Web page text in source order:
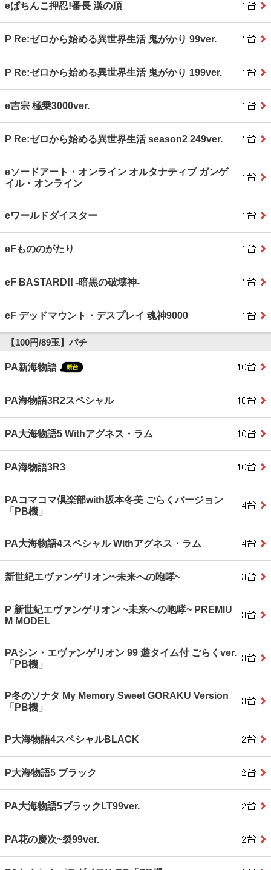
eぱちんこ押忍!番長 漢の頂
P Re:ゼロから始める異世界生活 鬼がかり 99ver.
P Re:ゼロから始める異世界生活 鬼がかり 199ver.
e吉宗 極乗3000ver.
P Re:ゼロから始める異世界生活 season2 249ver.
eソードアート・オンライン オルタナティブ ガンゲ
イル・オンライン
eワールドダイスター
eFもののがたり
eF BASTARD!! ‐暗黒の破壊神‐
eF デッドマウント・デスプレイ 魂神9000
【100円/89玉】パチ
PA新海物語
PA海物語3R2スペシャル
PA大海物語5 Withアグネス・ラム
PA海物語3R3
PAコマコマ倶楽部with坂本冬美 ごらくバージョン
「PB機」
PA大海物語4スペシャル Withアグネス・ラム
新世紀エヴァンゲリオン~未来への咆哮~
P 新世紀エヴァンゲリオン ~未来への咆哮~ PREMIU
M MODEL
PAシン・エヴァンゲリオン 99 遊タイム付 ごらくver.
「PB機」
P冬のソナタ My Memory Sweet GORAKU Version
「PB機」
P大海物語4スペシャルBLACK
P大海物語5 ブラック
PA大海物語5ブラックLT99ver.
PA花の慶次~裂99ver.